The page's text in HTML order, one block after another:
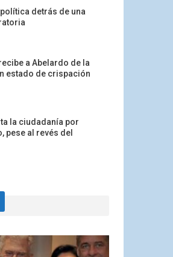
detrás de una
a Abelardo de la
estado de crispación
la ciudadanía por
pese al revés del